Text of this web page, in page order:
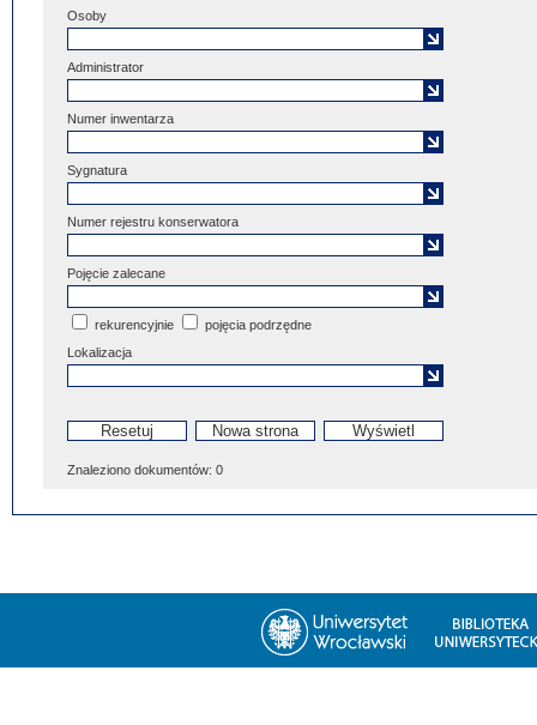
Osoby
Administrator
Numer inwentarza
Sygnatura
Numer rejestru konserwatora
Pojęcie zalecane
rekurencyjnie
pojęcia podrzędne
Lokalizacja
Znaleziono dokumentów: 0